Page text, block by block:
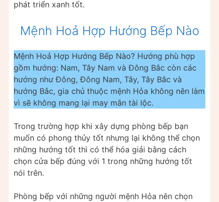
phát triển xanh tốt.
Mệnh Hoả Hợp Hướng Bếp Nào
Mệnh Hoả Hợp Hướng Bếp Nào? Hướng phù hợp
gồm hướng: Nam, Tây Nam và Đông Bắc còn các
hướng như Đông, Đông Nam, Tây, Tây Bắc và
hướng Bắc, gia chủ thuộc mệnh Hỏa không nên làm
vì sẽ không mang lại may mắn tài lộc.
Trong trường hợp khi xây dựng phòng bếp bạn
muốn có phong thủy tốt nhưng lại không thể chọn
những hướng tốt thì có thể hóa giải bằng cách
chọn cửa bếp đúng với 1 trong những hướng tốt
nói trên.
Phòng bếp với những người mệnh Hỏa nên chọn